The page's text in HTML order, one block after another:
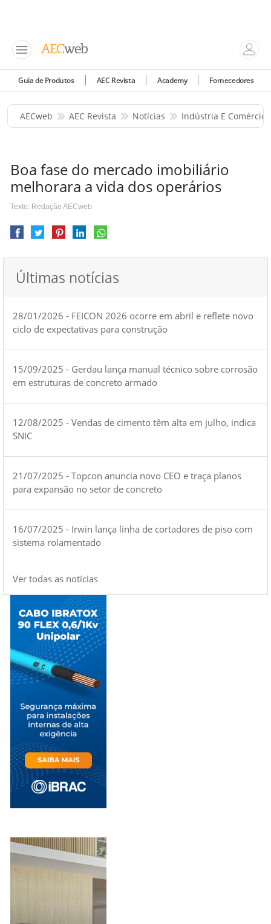
Guia de Produtos AEC Revista Academy Fornecedores
AECweb AEC Revista Notícias Indústria E Comércio
Boa fase do mercado imobiliário
melhorara a vida dos operários
Texto: Redação AECweb
Últimas notícias
28/01/2026 - FEICON 2026 ocorre em abril e reflete novo
ciclo de expectativas para construção
15/09/2025 - Gerdau lança manual técnico sobre corrosão
em estruturas de concreto armado
12/08/2025 - Vendas de cimento têm alta em julho, indica
SNIC
21/07/2025 - Topcon anuncia novo CEO e traça planos
para expansão no setor de concreto
16/07/2025 - Irwin lança linha de cortadores de piso com
sistema rolamentado
Ver todas as notícias